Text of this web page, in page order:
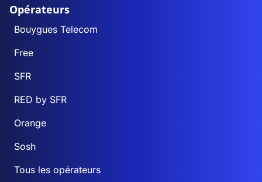
Opérateurs
Bouygues Telecom
Free
SFR
RED by SFR
Orange
Sosh
Tous les opérateurs